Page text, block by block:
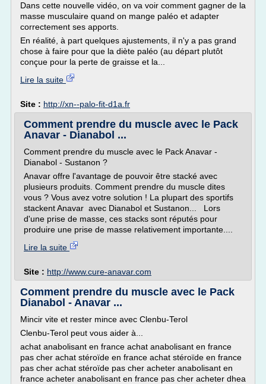
Dans cette nouvelle vidéo, on va voir comment gagner de la
masse musculaire quand on mange paléo et adapter
correctement ses apports.
En réalité, à part quelques ajustements, il n'y a pas grand
chose à faire pour que la diète paléo (au départ plutôt
conçue pour la perte de graisse et la...
Lire la suite
Site : http://xn--palo-fit-d1a.fr
Comment prendre du muscle avec le Pack
Anavar - Dianabol ...
Comment prendre du muscle avec le Pack Anavar -
Dianabol - Sustanon ?
Anavar offre l'avantage de pouvoir être stacké avec
plusieurs produits. Comment prendre du muscle dites
vous ? Vous avez votre solution ! La plupart des sportifs
stackent Anavar avec Dianabol et Sustanon... Lors
d'une prise de masse, ces stacks sont réputés pour
produire une prise de masse relativement importante....
Lire la suite
Site : http://www.cure-anavar.com
Comment prendre du muscle avec le Pack
Dianabol - Anavar ...
Mincir vite et rester mince avec Clenbu-Terol
Clenbu-Terol peut vous aider à...
achat anabolisant en france achat anabolisant en france
pas cher achat stéroïde en france achat stéroïde en france
pas cher achat stéroïde pas cher acheter anabolisant en
france acheter anabolisant en france pas cher acheter dhea